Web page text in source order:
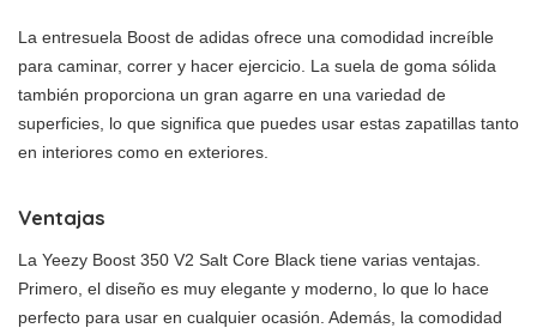
La entresuela Boost de adidas ofrece una comodidad increíble
para caminar, correr y hacer ejercicio. La suela de goma sólida
también proporciona un gran agarre en una variedad de
superficies, lo que significa que puedes usar estas zapatillas tanto
en interiores como en exteriores.
Ventajas
La Yeezy Boost 350 V2 Salt Core Black tiene varias ventajas.
Primero, el diseño es muy elegante y moderno, lo que lo hace
perfecto para usar en cualquier ocasión. Además, la comodidad